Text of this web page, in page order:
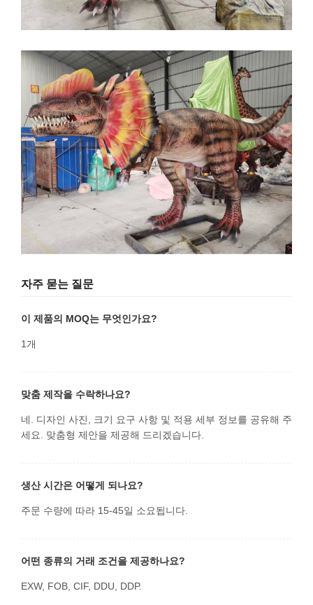
자주 묻는 질문
이 제품의 MOQ는 무엇인가요?
1개
맞춤 제작을 수락하나요?
네. 디자인 사진, 크기 요구 사항 및 적용 세부 정보를 공유해 주
세요. 맞춤형 제안을 제공해 드리겠습니다.
생산 시간은 어떻게 되나요?
주문 수량에 따라 15-45일 소요됩니다.
어떤 종류의 거래 조건을 제공하나요?
EXW, FOB, CIF, DDU, DDP.